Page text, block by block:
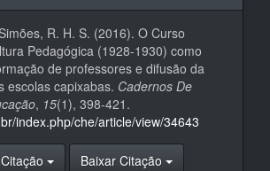
R. H. S. (2016). O Curso
Pedagógica (1928-1930) como
de professores e difusão da
escolas capixabas. Cadernos De
, 15(1), 398-421.
index.php/che/article/view/34643
Baixar Citação